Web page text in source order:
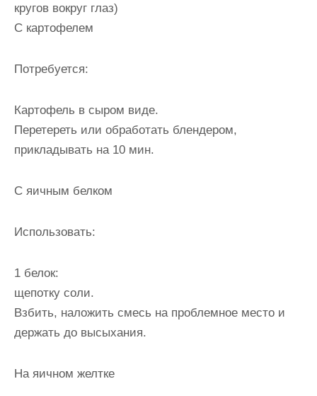
кругов вокруг глаз)
С картофелем
Потребуется:
Картофель в сыром виде.
Перетереть или обработать блендером,
прикладывать на 10 мин.
С яичным белком
Использовать:
1 белок:
щепотку соли.
Взбить, наложить смесь на проблемное место и
держать до высыхания.
На яичном желтке